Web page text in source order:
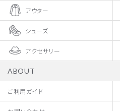
アウター
シューズ
アクセサリー
ABOUT
ご利用ガイド